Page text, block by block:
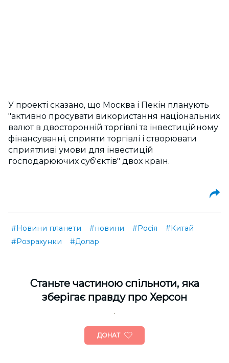
У проекті сказано, що Москва і Пекін планують
"активно просувати використання національних
валют в двосторонній торгівлі та інвестиційному
фінансуванні, сприяти торгівлі і створювати
сприятливі умови для інвестицій
господарюючих суб'єктів" двох країн.
#Новини планети #новини #Росія
#Китай
#Розрахунки
#Долар
Cтаньте частиною спільноти, яка
зберігає правду про Херсон
ДОНАТ